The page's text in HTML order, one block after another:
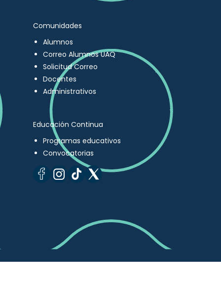
Comunidades
Alumnos
Correo Alumnos UAQ
Solicitud Correo
Docentes
Administrativos
Educación Continua
Programas educativos
Convocatorias